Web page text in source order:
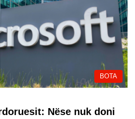
BOTA
Nëse nuk doni